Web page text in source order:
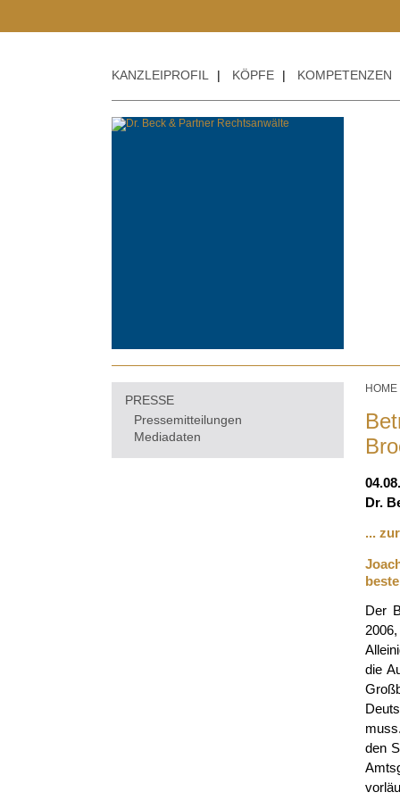
KANZLEIPROFIL | KÖPFE | KOMPETENZEN
PRESSE
Pressemitteilungen
Mediadaten
HOME
Dr.
...
Der
die
den